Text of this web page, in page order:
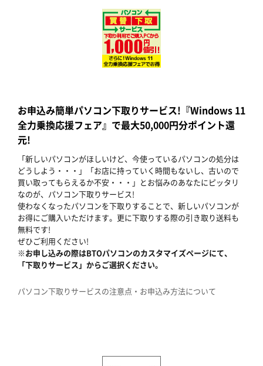
お申込み簡単パソコン下取りサービス!『Windows 11
全力乗換応援フェア』で最大50,000円分ポイント還
元!
「新しいパソコンがほしいけど、今使っているパソコンの処分は
どうしよう・・・」「お店に持っていく時間もないし、古いので
買い取ってもらえるか不安・・・」とお悩みのあなたにピッタリ
なのが、パソコン下取りサービス!
使わなくなったパソコンを下取りすることで、新しいパソコンが
お得にご購入いただけます。更に下取りする際の引き取り送料も
無料です!
ぜひご利用ください!
※お申し込みの際はBTOパソコンのカスタマイズページにて、
「下取りサービス」からご選択ください。
パソコン下取りサービスの注意点・お申込み方法について